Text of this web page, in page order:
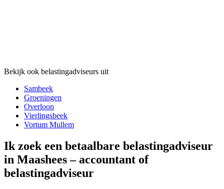
Bekijk ook belastingadviseurs uit
Sambeek
Groeningen
Overloon
Vierlingsbeek
Vortum Mullem
Ik zoek een betaalbare belastingadviseur
in Maashees – accountant of
belastingadviseur